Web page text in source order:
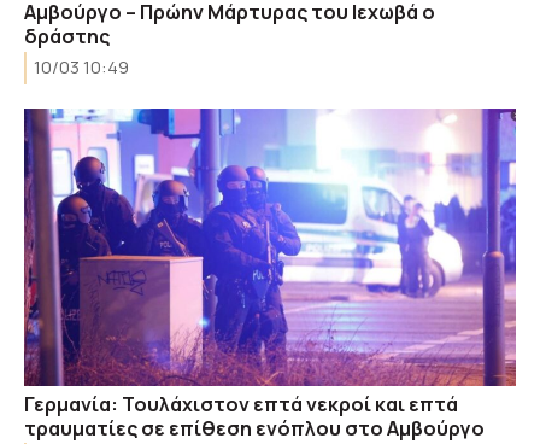
Αμβούργο – Πρώην Μάρτυρας του Ιεχωβά ο
δράστης
10/03 10:49
Γερμανία: Τουλάχιστον επτά νεκροί και επτά
τραυματίες σε επίθεση ενόπλου στο Αμβούργο